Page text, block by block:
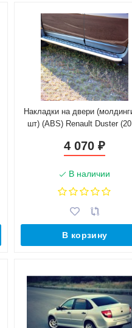
Накладки на двери
шт) (ABS) Renault Duster
4 070₽
В наличии
В корзину